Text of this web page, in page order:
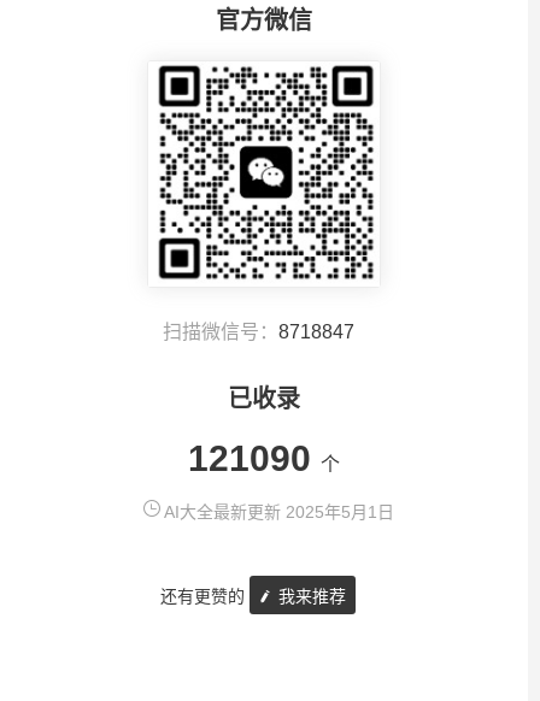
官方微信
扫描微信号： 8718847
已收录
121090 个
AI大全最新更新 2025年5月1日
还有更赞的 我来推荐